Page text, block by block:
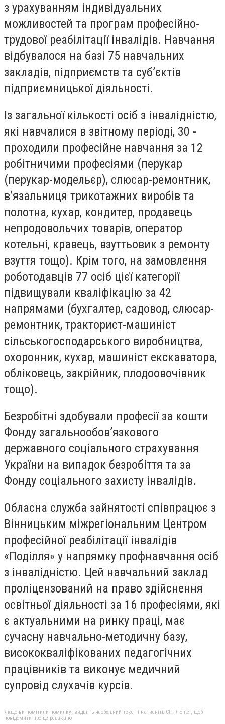
з урахуванням індивідуальних
можливостей та програм професійно-
трудової реабілітації інвалідів. Навчання
відбувалося на базі 75 навчальних
закладів, підприємств та суб’єктів
підприємницької діяльності.
Із загальної кількості осіб з інвалідністю,
які навчалися в звітному періоді, 30 -
проходили професійне навчання за 12
робітничими професіями (перукар
(перукар-модельєр), слюсар-ремонтник,
в’язальниця трикотажних виробів та
полотна, кухар, кондитер, продавець
непродовольчих товарів, оператор
котельні, кравець, взуттьовик з ремонту
взуття тощо). Крім того, на замовлення
роботодавців 77 осіб цієї категорії
підвищували кваліфікацію за 42
напрямами (бухгалтер, садовод, слюсар-
ремонтник, тракторист-машиніст
сільськогосподарського виробництва,
охоронник, кухар, машиніст екскаватора,
обліковець, закрійник, плодоовочівник
тощо).
Безробітні здобували професії за кошти
Фонду загальнообов’язкового
державного соціального страхування
України на випадок безробіття та за
Фонду соціального захисту інвалідів.
Обласна служба зайнятості співпрацює з
Вінницьким міжрегіональним Центром
професійної реабілітації інвалідів
«Поділля» у напрямку профнавчання осіб
з інвалідністю. Цей навчальний заклад
проліцензований на право здійснення
освітньої діяльності за 16 професіями, які
є актуальними на ринку праці, має
сучасну навчально-методичну базу,
висококваліфікованих педагогічних
працівників та виконує медичний
супровід слухачів курсів.
Якщо ви помітили помилку, виділіть необхідний текст і натисніть Ctrl + Enter, щоб
повідомити про це редакцію